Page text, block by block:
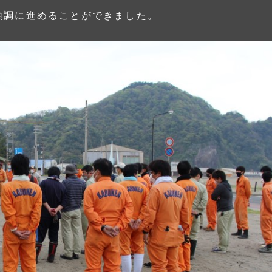
に進めることができました。